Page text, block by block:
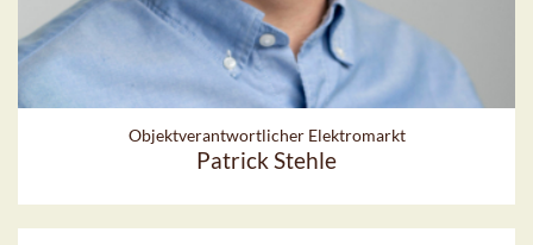
Objektverantwortlicher Elektromarkt
Patrick Stehle